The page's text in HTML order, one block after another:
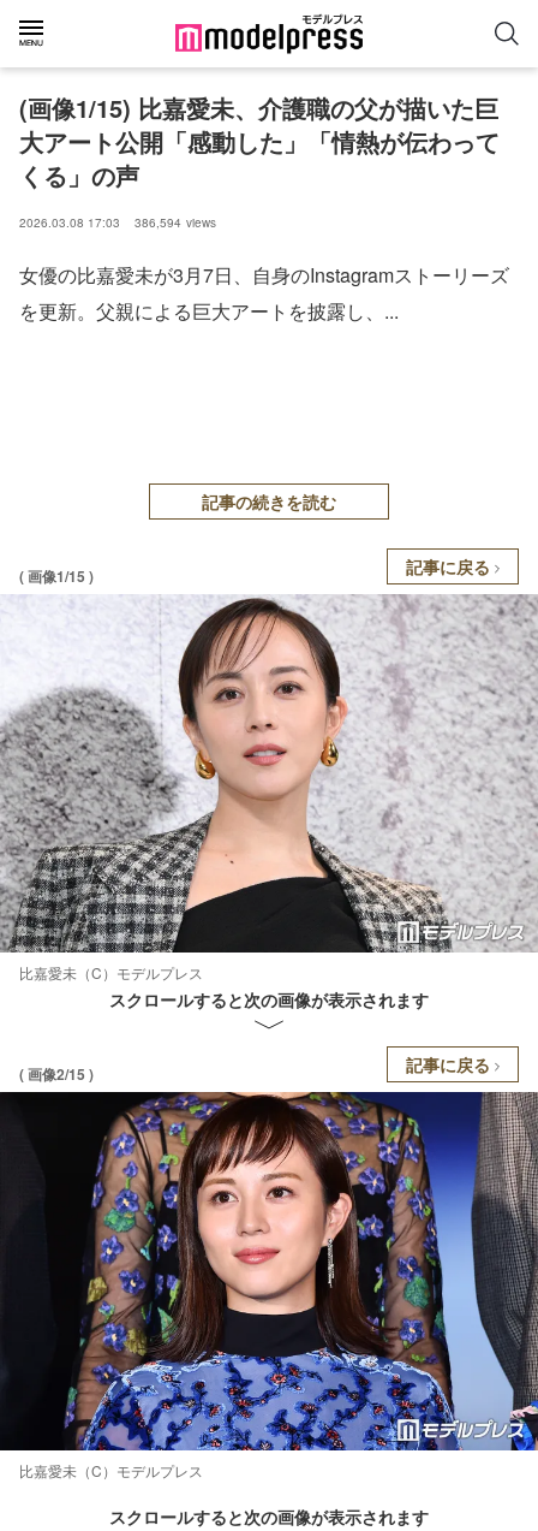
(画像1/15) 比嘉愛未、介護職の父が描いた巨
大アート公開「感動した」「情熱が伝わって
くる」の声
2026.03.08 17:03 386,594 views
女優の比嘉愛未が3月7日、自身のInstagramストーリーズ
を更新。父親による巨大アートを披露し、...
記事の続きを読む
( 画像1/15 ) 記事に戻る
比嘉愛未（C）モデルプレス
スクロールすると次の画像が表示されます
( 画像2/15 ) 記事に戻る
比嘉愛未（C）モデルプレス
スクロールすると次の画像が表示されます